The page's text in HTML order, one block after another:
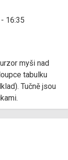
16:35
myši nad
tabulku
Tučně jsou